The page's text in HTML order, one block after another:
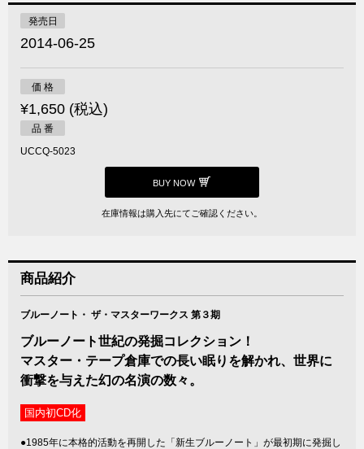
発売日
2014-06-25
価 格
¥1,650 (税込)
品 番
UCCQ-5023
BUY NOW
在庫情報は購入先にてご確認ください。
商品紹介
ブルーノート・ ザ・マスターワークス 第３期
ブルーノート世紀の発掘コレクション！
マスター・テープ倉庫での長い眠りを解かれ、世界に
衝撃を与えた幻の名演の数々。
国内初CD化
●1985年に本格的活動を再開した「新生ブルーノート」が最初期に発掘し